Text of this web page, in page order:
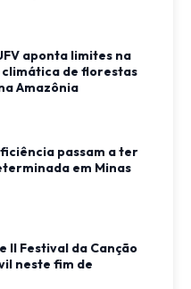
aponta limites na
de florestas
Amazônia
passam a ter
em Minas
II Festival da Canção
neste fim de